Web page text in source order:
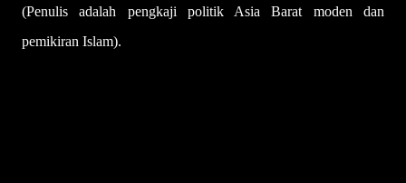
(Penulis adalah pengkaji politik Asia Barat moden dan
pemikiran Islam).